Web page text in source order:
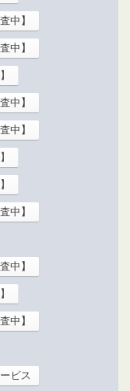
中】
中】
中】
中】
中】
中】
中】
ビス